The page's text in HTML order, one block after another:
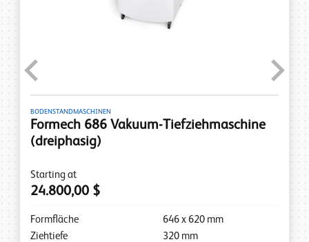
BODENSTANDMASCHINEN
Formech 686 Vakuum-Tiefziehmaschine
(dreiphasig)
Starting at
24.800,00 $
Formfläche 646 x 620 mm
Ziehtiefe
320 mm
Previous Next